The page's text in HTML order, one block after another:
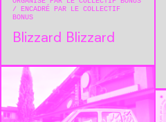
ENCADRÉ PAR LE COLLECTIF
BONUS
Blizzard Blizzard